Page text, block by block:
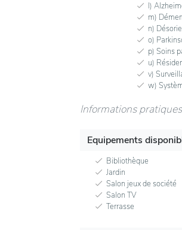
l)
m)
n)
o)
p) Soins
u)
v)
w)
Informations pratiques
Equipements
Bibliothèque
Jardin
Salon jeux de société
Salon TV
Terrasse